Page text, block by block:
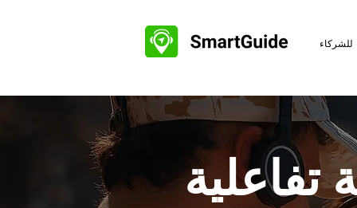
للشركاء
تفاعلية